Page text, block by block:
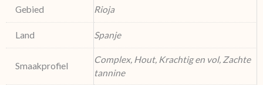
Gebied Rioja
Land Spanje
Smaakprofiel
Complex, Hout, Krachtig en vol, Zachte
tannine